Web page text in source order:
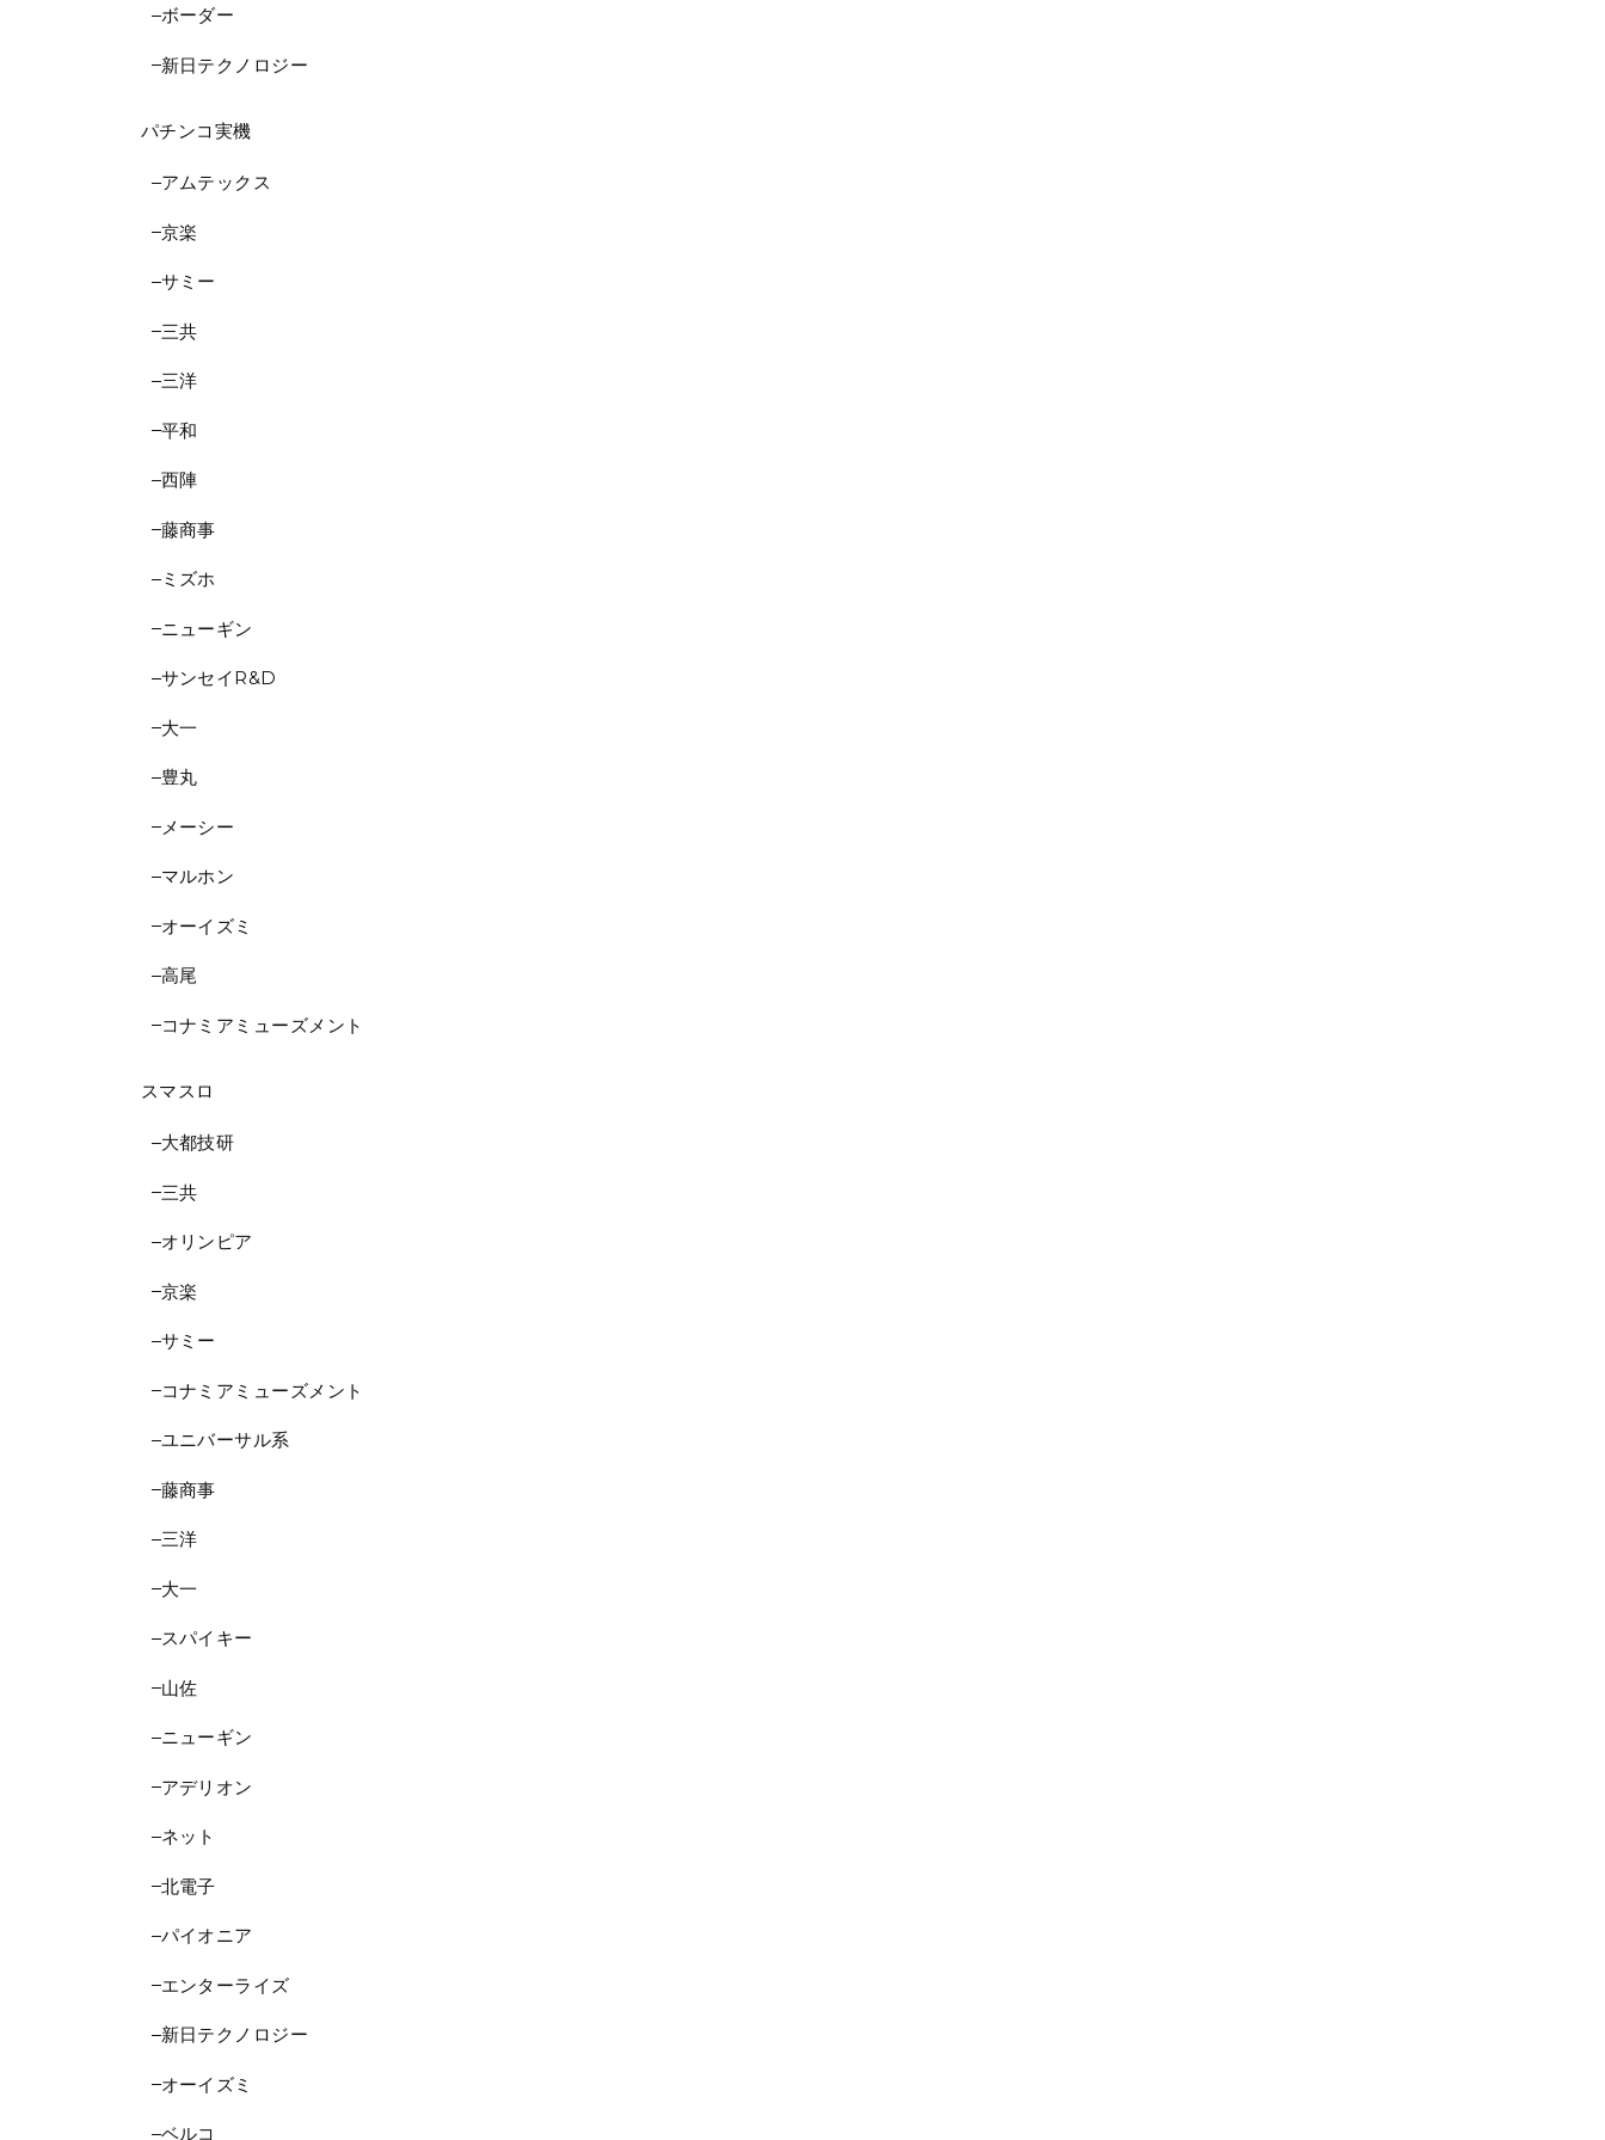
ボーダー
新日テクノロジー
パチンコ実機
アムテックス
京楽
サミー
三共
三洋
平和
西陣
藤商事
ミズホ
ニューギン
サンセイR&D
大一
豊丸
メーシー
マルホン
オーイズミ
高尾
コナミアミューズメント
スマスロ
大都技研
三共
オリンピア
京楽
サミー
コナミアミューズメント
ユニバーサル系
藤商事
三洋
大一
スパイキー
山佐
ニューギン
アデリオン
ネット
北電子
パイオニア
エンターライズ
新日テクノロジー
オーイズミ
ベルコ